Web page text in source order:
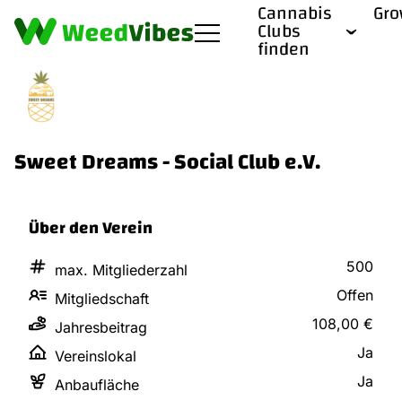
Cannabis
Clubs
finden
Sweet Dreams - Social Club e.V.
Über den Verein
max. Mitgliederzahl
500
Mitgliedschaft
Offen
Jahresbeitrag
108,00 €
Vereinslokal
Ja
Anbaufläche
Ja